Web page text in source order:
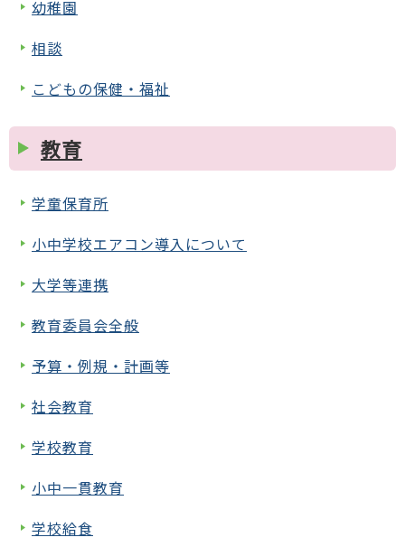
幼稚園
相談
こどもの保健・福祉
教育
学童保育所
小中学校エアコン導入について
大学等連携
教育委員会全般
予算・例規・計画等
社会教育
学校教育
小中一貫教育
学校給食